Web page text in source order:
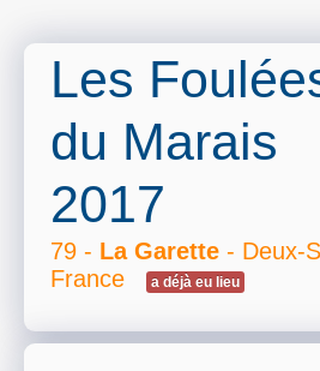
Les
du Marais
2017
79 - La Garette - Deux-
France
a déjà eu lieu